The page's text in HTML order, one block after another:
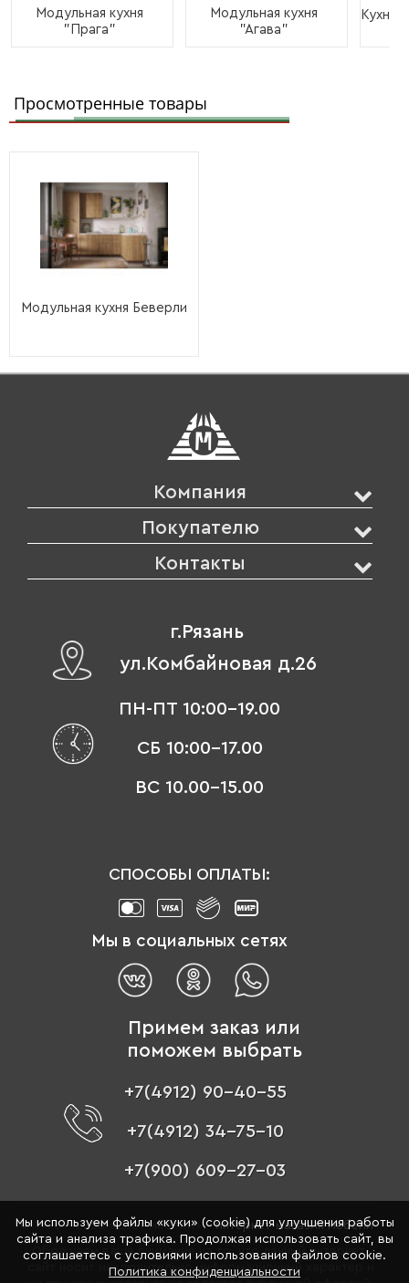
Модульная кухня
"Прага"
Модульная кухня
"Агава"
Кухня
Просмотренные товары
Модульная кухня Беверли
Компания
Покупателю
Контакты
г.Рязань
ул.Комбайновая д.26
ПН-ПТ 10:00-19.00
СБ 10:00-17.00
ВС 10.00-15.00
СПОСОБЫ ОПЛАТЫ:
Мы в социальных сетях
Примем заказ или
поможем выбрать
+7(4912) 90-40-55
+7(4912) 34-75-10
+7(900) 609-27-03
© 1996 - 2026 «Цвет мебели» –интернет-магазин мебели
Обращаем ваше внимание на то, что данный интернет-
сайт носит исключительно информационный характер и
Мы используем файлы «куки» (cookie) для улучшения работы
сайта и анализа трафика. Продолжая использовать сайт, вы
соглашаетесь с условиями использования файлов cookie.
Политика конфиденциальности